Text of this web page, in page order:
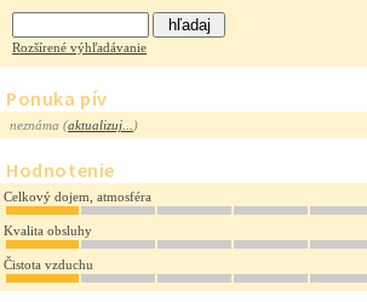
Rozšírené výhľadávanie
Ponuka pív
neznáma (aktualizuj... )
Hodnotenie
Celkový dojem, atmosféra
Kvalita obsluhy
Čistota vzduchu